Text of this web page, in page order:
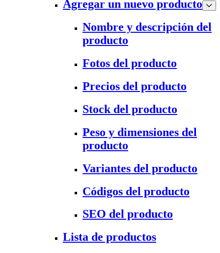
Agregar un nuevo producto
Nombre y descripción del
producto
Fotos del producto
Precios del producto
Stock del producto
Peso y dimensiones del
producto
Variantes del producto
Códigos del producto
SEO del producto
Lista de productos